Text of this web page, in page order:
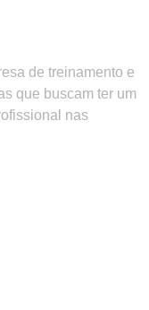
de treinamento e
que buscam ter um
nas